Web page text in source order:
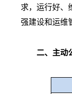
求，运行好、
强建设和运维
二、主动